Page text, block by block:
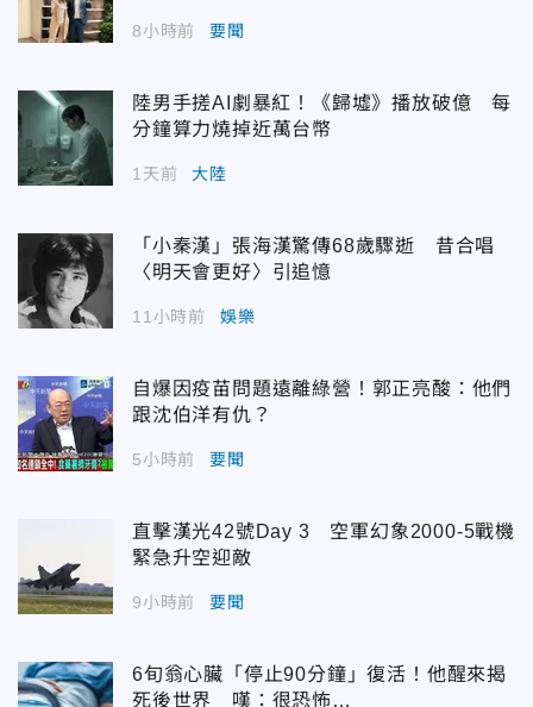
8小時前 要聞
陸男手搓AI劇暴紅！《歸墟》播放破億 每
分鐘算力燒掉近萬台幣
1天前 大陸
「小秦漢」張海漢驚傳68歲驟逝 昔合唱
〈明天會更好〉引追憶
11小時前 娛樂
自爆因疫苗問題遠離綠營！郭正亮酸：他們
跟沈伯洋有仇？
5小時前 要聞
直擊漢光42號Day 3 空軍幻象2000-5戰機
緊急升空迎敵
9小時前 要聞
6旬翁心臟「停止90分鐘」復活！他醒來揭
死後世界 嘆：很恐怖…